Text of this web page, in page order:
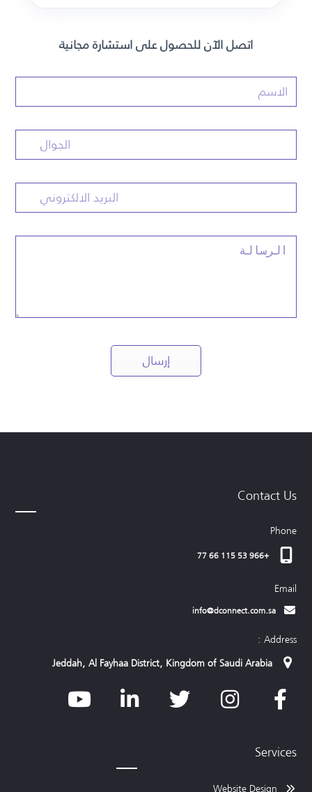
اتصل الآن للحصول على استشارة مجانية
Contact Us
Phone
+966 53 115 66 77
Email
info@dconnect.com.sa
Address :
Jeddah, Al Fayhaa District, Kingdom of Saudi Arabia
Services
Website Design